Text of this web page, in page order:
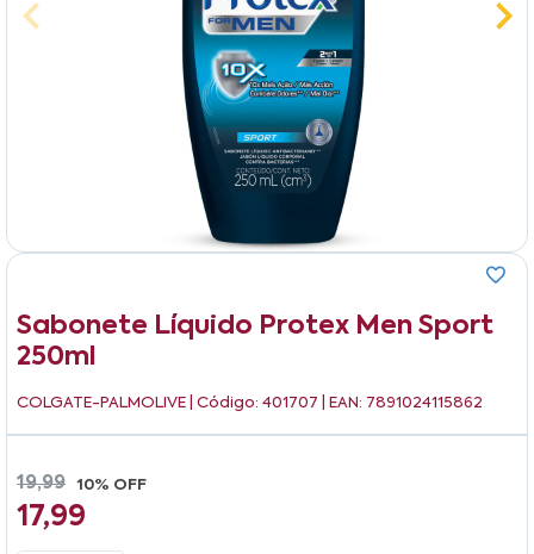
Sabonete Líquido Protex Men Sport
250ml
COLGATE-PALMOLIVE | Código: 401707 | EAN: 7891024115862
19,99 10% OFF
17,99